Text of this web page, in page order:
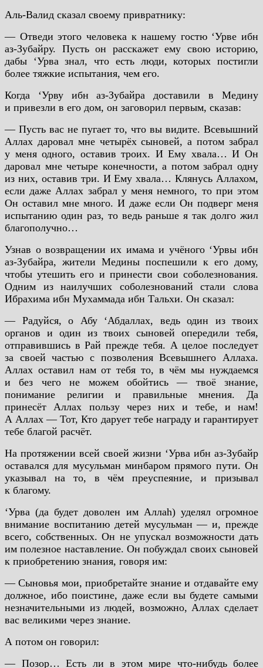
Аль-Валид сказал своему привратнику:
— Отведи этого человека к нашему гостю ‘Урве ибн
аз-Зубайру. Пусть он расскажет ему свою историю,
дабы ‘Урва знал, что есть люди, которых постигли
более тяжкие испытания, чем его.
Когда ‘Урву ибн аз-Зубайра доставили в Медину
и привезли в его дом, он заговорил первым, сказав:
— Пусть вас не пугает то, что вы видите. Всевышний
Аллах даровал мне четырёх сыновей, а потом забрал
у меня одного, оставив троих. И Ему хвала… И Он
даровал мне четыре конечности, а потом забрал одну
из них, оставив три. И Ему хвала… Клянусь Аллахом,
если даже Аллах забрал у меня немного, то при этом
Он оставил мне много. И даже если Он подверг меня
испытанию один раз, то ведь раньше я так долго жил
благополучно…
Узнав о возвращении их имама и учёного ‘Урвы ибн
аз-Зубайра, жители Медины поспешили к его дому,
чтобы утешить его и принести свои соболезнования.
Одним из наилучших соболезнований стали слова
Ибрахима ибн Мухаммада ибн Тальхи. Он сказал:
— Радуйся, о Абу ‘Абдаллах, ведь один из твоих
органов и один из твоих сыновей опередили тебя,
отправившись в Рай прежде тебя. А целое последует
за своей частью с позволения Всевышнего Аллаха.
Аллах оставил нам от тебя то, в чём мы нуждаемся
и без чего не можем обойтись — твоё знание,
понимание религии и правильные мнения. Да
принесёт Аллах пользу через них и тебе, и нам!
А Аллах — Тот, Кто дарует тебе награду и гарантирует
тебе благой расчёт.
На протяжении всей своей жизни ‘Урва ибн аз-Зубайр
оставался для мусульман минбаром прямого пути. Он
указывал на то, в чём преуспеяние, и призывал
к благому.
‘Урва (да будет доволен им Аллаh) уделял огромное
внимание воспитанию детей мусульман — и, прежде
всего, собственных. Он не упускал возможности дать
им полезное наставление. Он побуждал своих сыновей
к приобретению знания, говоря им:
— Сыновья мои, приобретайте знание и отдавайте ему
должное, ибо поистине, даже если вы будете самыми
незначительными из людей, возможно, Аллах сделает
вас великими через знание.
А потом он говорил:
— Позор… Есть ли в этом мире что-нибудь более